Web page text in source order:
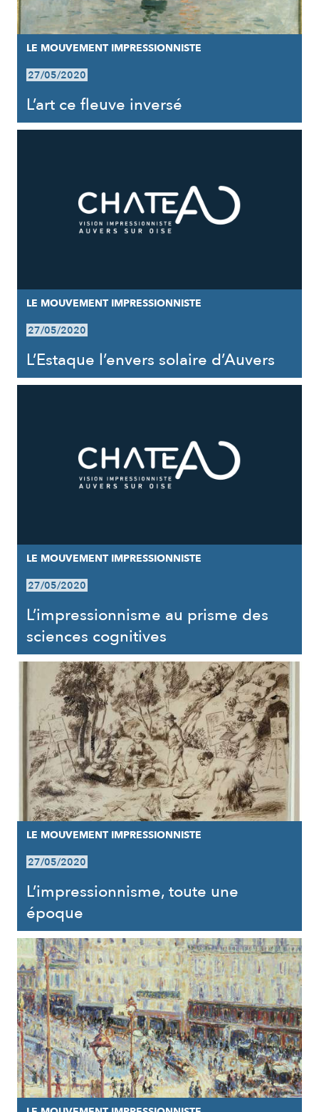
LE MOUVEMENT IMPRESSIONNISTE
27/05/2020
L’art ce fleuve inversé
LE MOUVEMENT IMPRESSIONNISTE
27/05/2020
L’Estaque l’envers solaire d’Auvers
LE MOUVEMENT IMPRESSIONNISTE
27/05/2020
L’impressionnisme au prisme des
sciences cognitives
LE MOUVEMENT IMPRESSIONNISTE
27/05/2020
L’impressionnisme, toute une
époque